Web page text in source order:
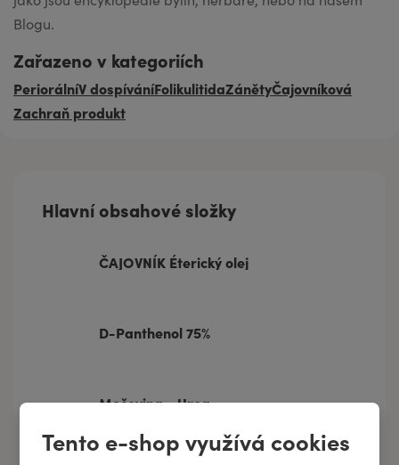
Tento e-shop využívá cookies
Blogu.
Zařazeno v kategoriích
PeriorálníV dospíváníFolikulitidaZánětyČajovníková
Zachraň produkt
Hlavní obsahové složky
ČAJOVNÍK Éterický olej
D-Panthenol 75%
Močovina - Urea